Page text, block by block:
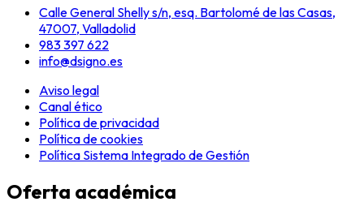
Calle General Shelly s/n, esq. Bartolomé de las Casas,
47007, Valladolid
983 397 622
info@dsigno.es
Aviso legal
Canal ético
Política de privacidad
Política de cookies
Política Sistema Integrado de Gestión
Oferta académica